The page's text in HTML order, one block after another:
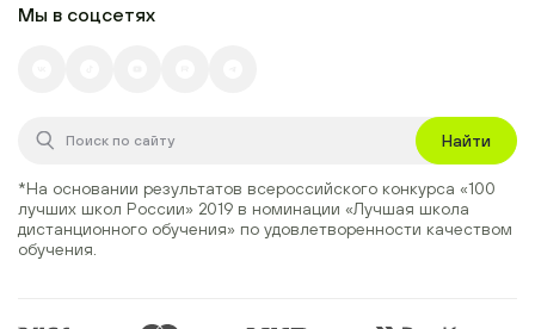
Мы в соцсетях
Найти
*На основании результатов всероссийского конкурса «100
лучших школ России» 2019 в номинации «Лучшая школа
дистанционного обучения» по удовлетворенности качеством
обучения.